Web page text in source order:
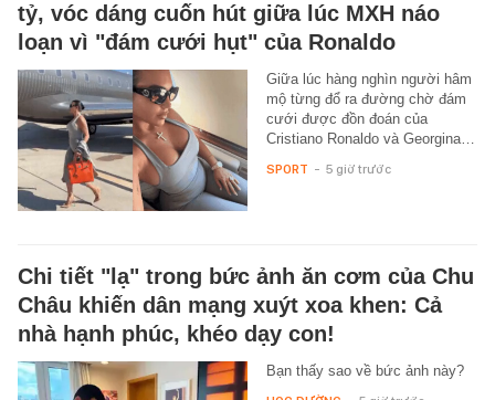
tỷ, vóc dáng cuốn hút giữa lúc MXH náo
loạn vì "đám cưới hụt" của Ronaldo
Giữa lúc hàng nghìn người hâm
mộ từng đổ ra đường chờ đám
cưới được đồn đoán của
Cristiano Ronaldo và Georgina…
SPORT - 5 giờ trước
Chi tiết "lạ" trong bức ảnh ăn cơm của Chu
Châu khiến dân mạng xuýt xoa khen: Cả
nhà hạnh phúc, khéo dạy con!
Bạn thấy sao về bức ảnh này?